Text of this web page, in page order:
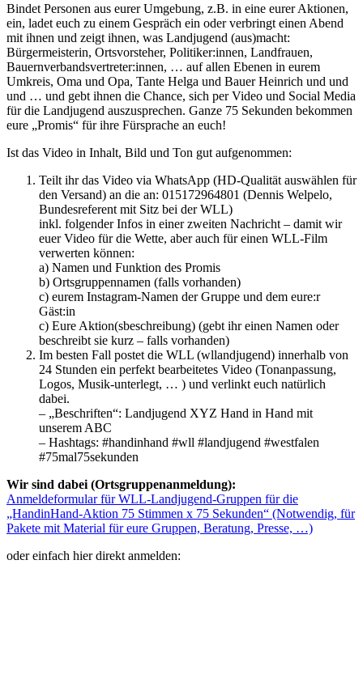
Bindet Personen aus eurer Umgebung, z.B. in eine eurer Aktionen,
ein, ladet euch zu einem Gespräch ein oder verbringt einen Abend
mit ihnen und zeigt ihnen, was Landjugend (aus)macht:
Bürgermeisterin, Ortsvorsteher, Politiker:innen, Landfrauen,
Bauernverbandsvertreter:innen, … auf allen Ebenen in eurem
Umkreis, Oma und Opa, Tante Helga und Bauer Heinrich und und
und … und gebt ihnen die Chance, sich per Video und Social Media
für die Landjugend auszusprechen. Ganze 75 Sekunden bekommen
eure „Promis“ für ihre Fürsprache an euch!
Ist das Video in Inhalt, Bild und Ton gut aufgenommen:
Teilt ihr das Video via WhatsApp (HD-Qualität auswählen für
den Versand) an die an: 015172964801 (Dennis Welpelo,
Bundesreferent mit Sitz bei der WLL)
inkl. folgender Infos in einer zweiten Nachricht – damit wir
euer Video für die Wette, aber auch für einen WLL-Film
verwerten können:
a) Namen und Funktion des Promis
b) Ortsgruppennamen (falls vorhanden)
c) eurem Instagram-Namen der Gruppe und dem eure:r
Gäst:in
c) Eure Aktion(sbeschreibung) (gebt ihr einen Namen oder
beschreibt sie kurz – falls vorhanden)
Im besten Fall postet die WLL (wllandjugend) innerhalb von
24 Stunden ein perfekt bearbeitetes Video (Tonanpassung,
Logos, Musik-unterlegt, … ) und verlinkt euch natürlich
dabei.
– „Beschriften“: Landjugend XYZ Hand in Hand mit
unserem ABC
– Hashtags: #handinhand #wll #landjugend #westfalen
#75mal75sekunden
Wir sind dabei (Ortsgruppenanmeldung):
Anmeldeformular für WLL-Landjugend-Gruppen für die
„HandinHand-Aktion 75 Stimmen x 75 Sekunden“ (Notwendig, für
Pakete mit Material für eure Gruppen, Beratung, Presse, …)
oder einfach hier direkt anmelden: